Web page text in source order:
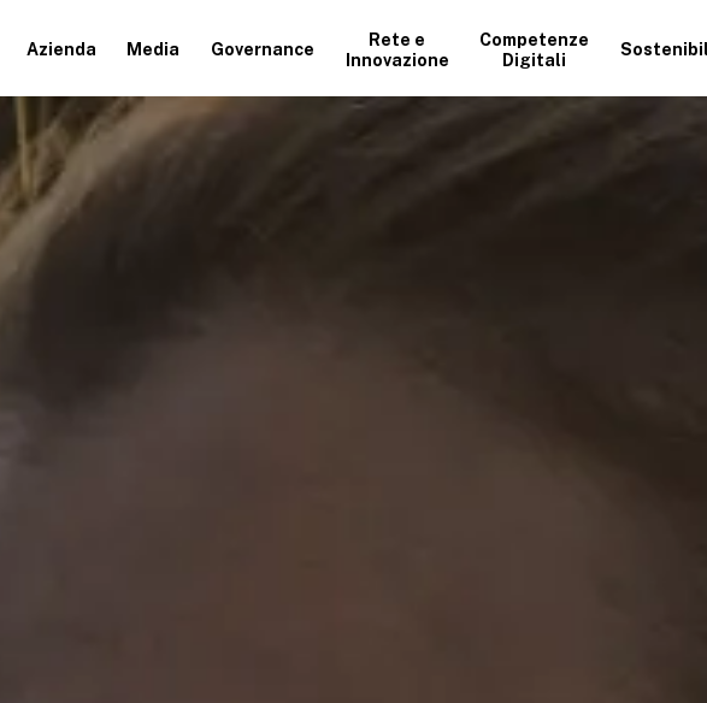
Azienda Media Governance
Rete e
Innovazione
Competenze
Digitali